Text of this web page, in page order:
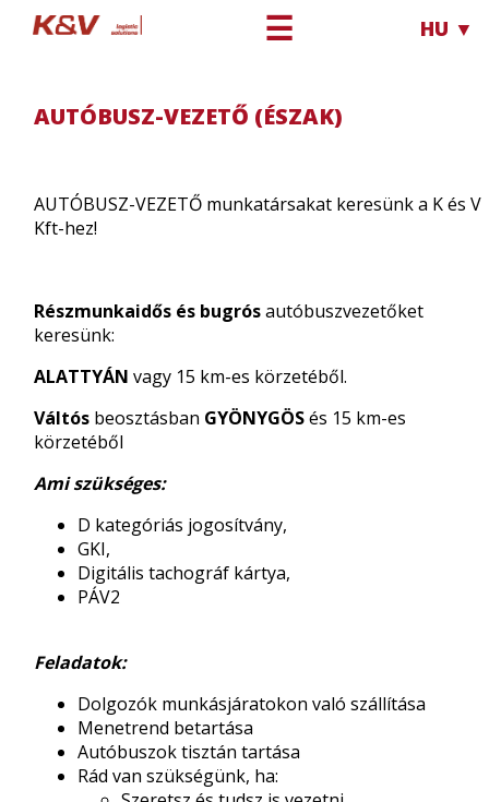
☰ HU ▼
Autóbusz-Vezető (ÉSZAK)
AUTÓBUSZ-VEZETŐ (ÉSZAK)
AUTÓBUSZ-VEZETŐ munkatársakat keresünk a K és V
Kft-hez!
Részmunkaidős és bugrósautóbuszvezetőket
keresünk:
ALATTYÁNvagy 15 km-es körzetéből.
Váltós beosztásban GYÖNYGÖSés 15 km-es
körzetéből
Ami szükséges:
D kategóriás jogosítvány,
GKI,
Digitális tachográf kártya,
PÁV2
Feladatok:
Dolgozók munkásjáratokon való szállítása
Menetrend betartása
Autóbuszok tisztán tartása
Rád van szükségünk, ha: